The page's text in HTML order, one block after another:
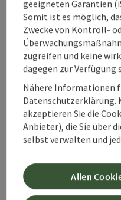
Barrierefreiheit
Kontakt
zum Merkzettel
geeigneten Garantien
Somit ist es möglich,
Zwecke von Kontroll-
zugreifen und keine
dagegen zur Verfügung
Nähere Informationen
Datenschutzerklärung.
akzeptieren Sie die
Anbieter), die Sie über
selbst verwalten und
Allen